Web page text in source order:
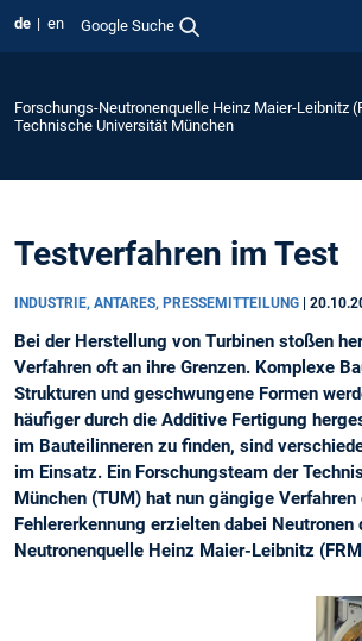
de en Google Suche
Forschungs-Neutronenquelle Heinz Maier-Leibnitz
Technische Universität München
Testverfahren im Test
INDUSTRIE, ANTARES, PRESSEMITTEILUNG
Bei der Herstellung von Turbinen stoßen
Verfahren oft an ihre Grenzen. Komplexe
Strukturen und geschwungene Formen
häufiger durch die Additive Fertigung
im Bauteilinneren zu finden, sind
im Einsatz. Ein Forschungsteam der
München (TUM) hat nun gängige
Fehlererkennung erzielten dabei Neutronen
Neutronenquelle Heinz Maier-Leibnitz